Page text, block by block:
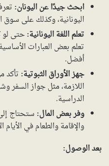
ابحث جيدًا عن اليونان:
اليونانية، وكذلك على سوق
تعلم اللغة اليونانية:حتى لو
تعلم بعض العبارات
أفضل.
جهز الأوراق الثبوتية: تأكد
اللازمة، مثل جواز السفر
الدراسية.
وفر بعض المال: ستحتاج
والإقامة والطعام في
بعد الوصول: